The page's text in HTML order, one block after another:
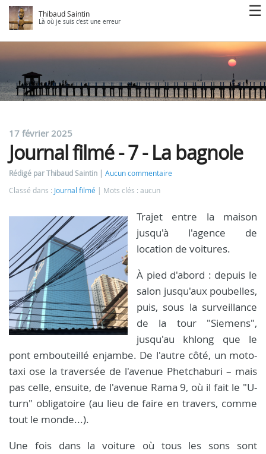
Thibaud Saintin
Là où je suis c'est une erreur
17 février 2025
Journal filmé - 7 - La bagnole
Rédigé par Thibaud Saintin
Aucun commentaire
Classé dans : Journal filmé Mots clés : aucun
Trajet entre la maison
jusqu'à l'agence de
location de voitures.
À pied d'abord : depuis le
salon jusqu'aux poubelles,
puis, sous la surveillance
de la tour "Siemens",
jusqu'au khlong que le
pont embouteillé enjambe. De l'autre côté, un moto-
taxi ose la traversée de l'avenue Phetchaburi – mais
pas celle, ensuite, de l'avenue Rama 9, où il fait le "U-
turn" obligatoire (au lieu de faire en travers, comme
tout le monde...).
Une fois dans la voiture où tous les sons sont